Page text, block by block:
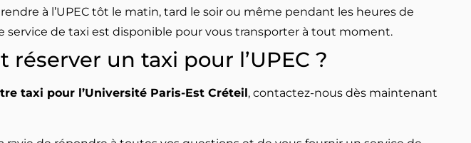
à l’UPEC tôt le matin, tard le soir ou même pendant les heures de
service de taxi est disponible pour vous transporter à tout moment.
réserver un taxi pour l’UPEC ?
taxi pour l’Université Paris-Est Créteil, contactez-nous dès maintenant